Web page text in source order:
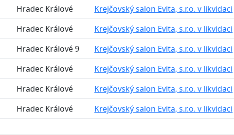
Hradec Králové Krejčovský salon Evita, s.r.o. v likvidaci
Hradec Králové Krejčovský salon Evita, s.r.o. v likvidaci
Hradec Králové 9 Krejčovský salon Evita, s.r.o. v likvidaci
Hradec Králové Krejčovský salon Evita, s.r.o. v likvidaci
Hradec Králové Krejčovský salon Evita, s.r.o. v likvidaci
Hradec Králové Krejčovský salon Evita, s.r.o. v likvidaci